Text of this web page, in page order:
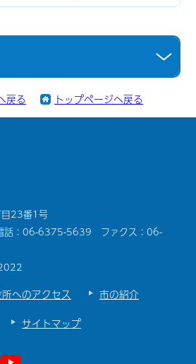
戻る トップページへ戻る
目23番1号
話：06-6375-5639 ファクス：06-
へのアクセス
市の紹介
サイトマップ